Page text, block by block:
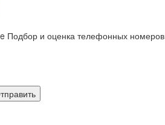
Подбор и оценка телефонных номеров